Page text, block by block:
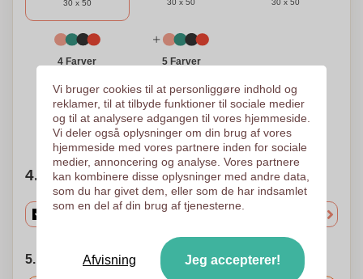
30 x 50
30 x 50
30 x 50
4 Farver
30 x 50
5 Farver
30 x 50
Brug for hjælp?Hjælp mig med at vælge
4. Vælg mængden
5. Vælg forsendelsesdato
Vi bruger cookies til at personliggøre indhold og
reklamer, til at tilbyde funktioner til sociale medier
og til at analysere adgangen til vores hjemmeside.
Vi deler også oplysninger om din brug af vores
hjemmeside med vores partnere inden for sociale
medier, annoncering og analyse. Vores partnere
kan kombinere disse oplysninger med andre data,
som du har givet dem, eller som de har indsamlet
som en del af din brug af tjenesterne.
Afvisning Jeg accepterer!